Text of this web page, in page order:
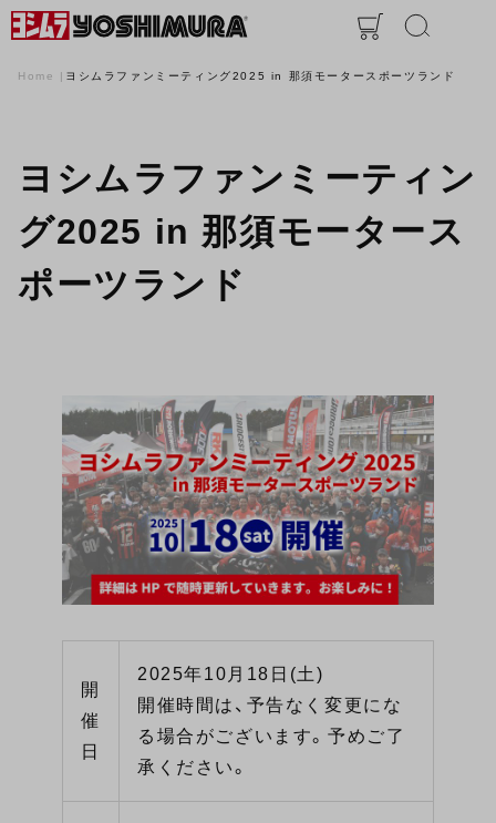
Home ヨシムラファンミーティング2025 in 那須モータースポーツランド
ヨシムラファンミーティン
グ2025 in 那須モータース
ポーツランド
開
催
日
2025年10月18日(土)
開催時間は、予告なく変更にな
る場合がございます。予めご了
承ください。